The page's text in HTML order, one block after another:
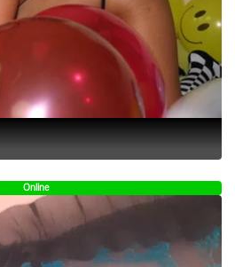
Online